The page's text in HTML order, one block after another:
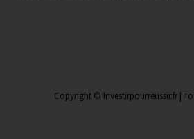
Copyright © Investirpourreussir.fr |